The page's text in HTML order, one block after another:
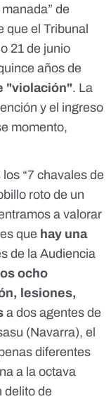
de
que el Tribunal
21 de junio
años de
"violación". La
y el ingreso
momento,
“7 chavales de
roto de un
a valorar
que hay una
de la Audiencia
ocho
lesiones,
a dos agentes de
(Navarra), el
diferentes
a la octava
delito de